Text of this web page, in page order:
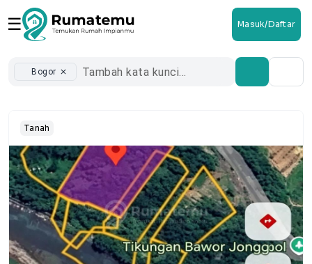
☰ Masuk/Daftar
Bogor close
Tanah